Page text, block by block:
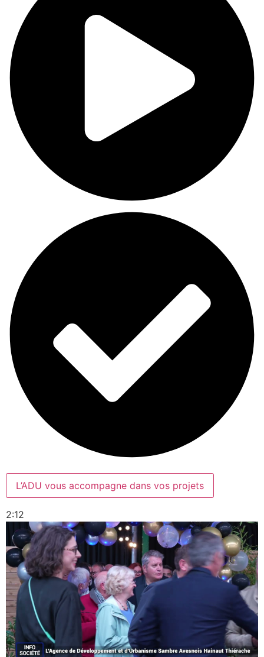
L’ADU vous accompagne dans vos projets
2:12